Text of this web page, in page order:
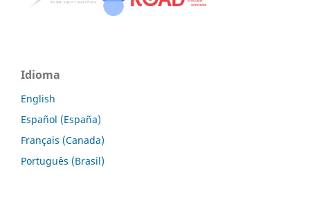
Idioma
English
Español (España)
Français (Canada)
Português (Brasil)